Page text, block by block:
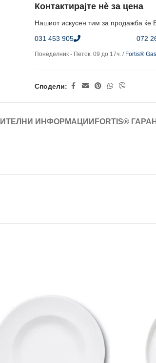
Контактирајте нè за цена
Нашиот искусен тим за продажба ќе
031 453 905
072
Понеделник - Петок: 09 до 17ч. / Fortis®
Сподели:
ИНФОРМАЦИИ FORTIS®